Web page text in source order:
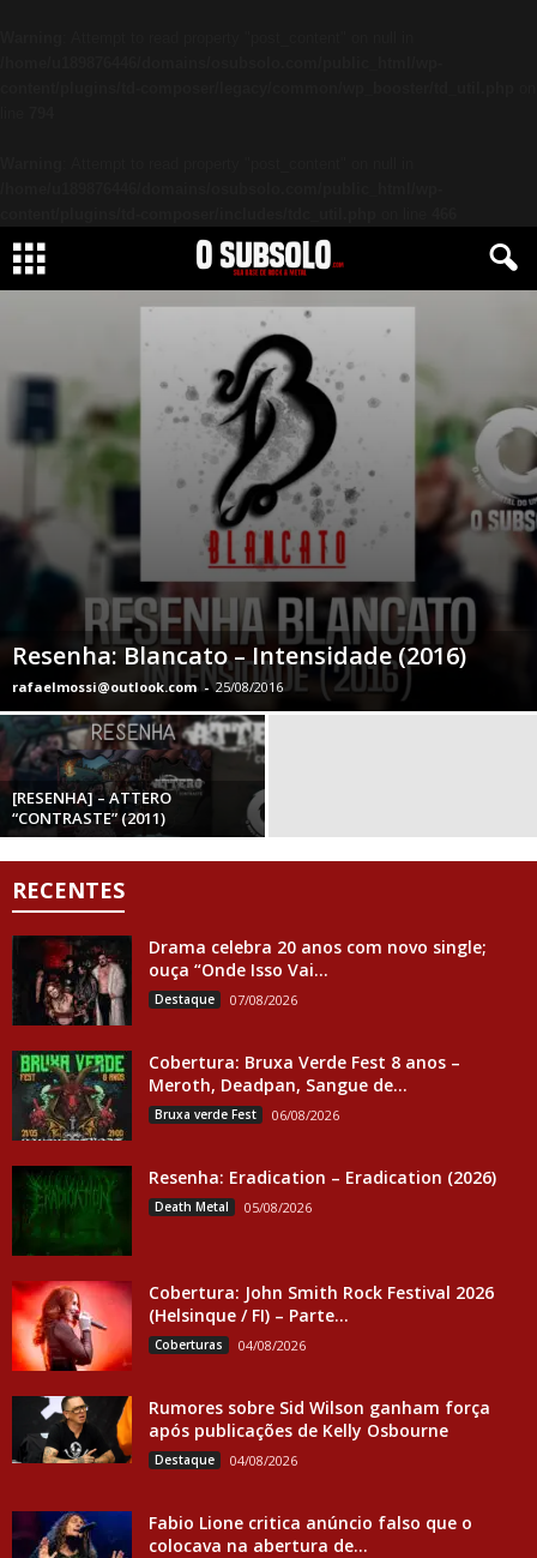
Resenha: Blancato – Intensidade (2016)
rafaelmossi@outlook.com - 25/08/2016
[RESENHA] – ATTERO
“CONTRASTE” (2011)
RECENTES
Drama celebra 20 anos com novo single;
ouça “Onde Isso Vai...
Destaque 07/08/2026
Cobertura: Bruxa Verde Fest 8 anos –
Meroth, Deadpan, Sangue de...
Bruxa verde Fest 06/08/2026
Resenha: Eradication – Eradication (2026)
Death Metal 05/08/2026
Cobertura: John Smith Rock Festival 2026
(Helsinque / FI) – Parte...
Coberturas 04/08/2026
Rumores sobre Sid Wilson ganham força
após publicações de Kelly Osbourne
Destaque 04/08/2026
Fabio Lione critica anúncio falso que o
colocava na abertura de...